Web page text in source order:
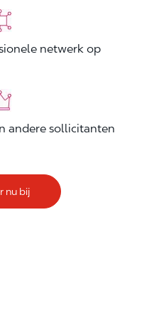
netwerk op
andere sollicitanten
nu bij